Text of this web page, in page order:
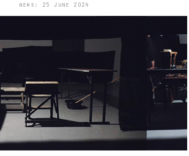
news: 25 June 2024